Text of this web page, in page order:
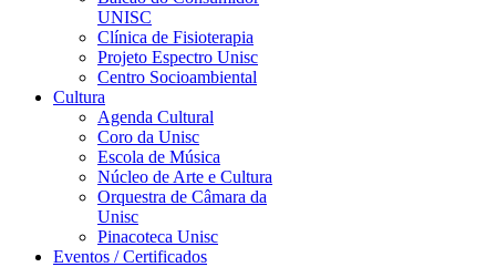
UNISC
Clínica de Fisioterapia
Projeto Espectro Unisc
Centro Socioambiental
Cultura
Agenda Cultural
Coro da Unisc
Escola de Música
Núcleo de Arte e Cultura
Orquestra de Câmara da
Unisc
Pinacoteca Unisc
Eventos / Certificados